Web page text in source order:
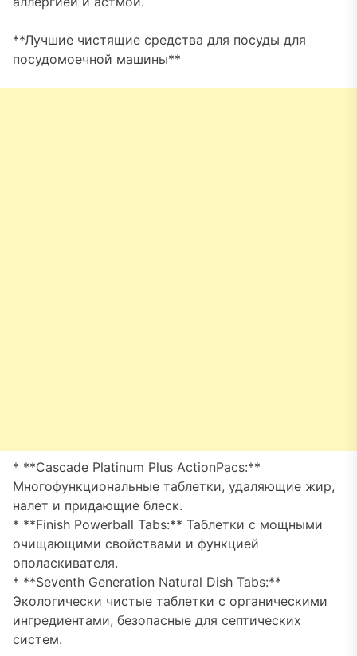
**Лучшие чистящие средства для посуды для
посудомоечной машины**
* **Cascade Platinum Plus ActionPacs:**
Многофункциональные таблетки, удаляющие жир,
налет и придающие блеск.
* **Finish Powerball Tabs:** Таблетки с мощными
очищающими свойствами и функцией
ополаскивателя.
* **Seventh Generation Natural Dish Tabs:**
Экологически чистые таблетки с органическими
ингредиентами, безопасные для септических
систем.